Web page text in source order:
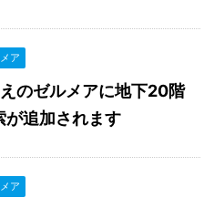
ア
のゼルメアに地下20階
が追加されます
ア